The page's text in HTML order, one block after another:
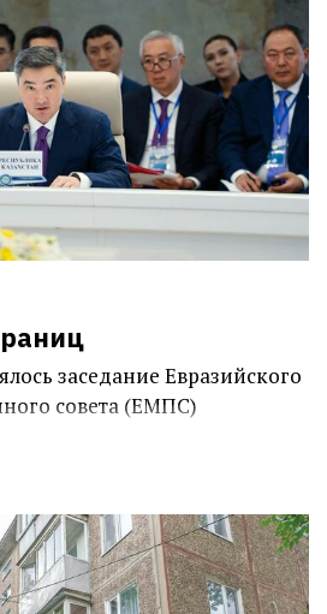
заседание Евразийского
совета (ЕМПС)